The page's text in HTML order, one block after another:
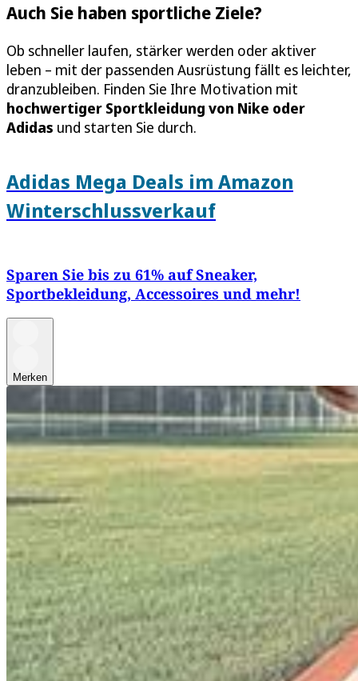
Auch Sie haben sportliche Ziele?
Ob schneller laufen, stärker werden oder aktiver
leben – mit der passenden Ausrüstung fällt es leichter,
dranzubleiben. Finden Sie Ihre Motivation mit
hochwertiger Sportkleidung von Nike oder
Adidas und starten Sie durch.
Adidas Mega Deals im Amazon
Winterschlussverkauf
Sparen Sie bis zu 61% auf Sneaker,
Sportbekleidung, Accessoires und mehr!
Merken